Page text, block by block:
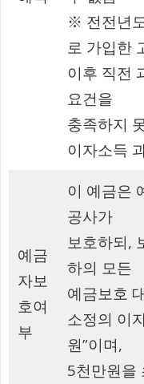
※ 전전년
로 가입한
이후 직전
요건을
충족하지
이자소득
예금
자보
호여
부
이 예금은
공사가
보호하되,
하의 모든
예금보호
소정의 이
원”이며,
5천만원을